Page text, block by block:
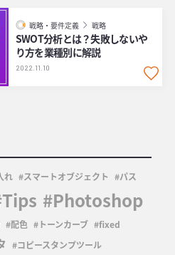
戦略・要件定義 戦略
SWOT分析とは？失敗しないや
り方を業種別に解説
2022.11.10
れ スマートオブジェクト パス
Tips Photoshop
配色 トーンカーブ
fixed
コピースタンプツール